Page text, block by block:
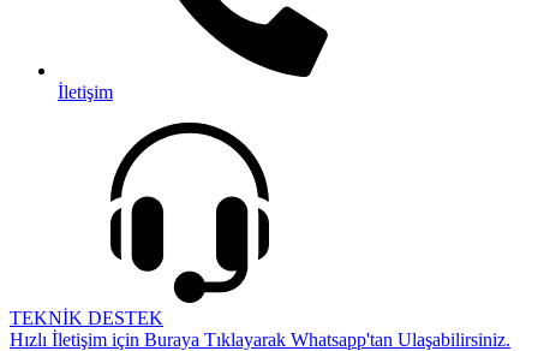
İletişim
TEKNİK DESTEK
Hızlı İletişim için Buraya Tıklayarak Whatsapp'tan Ulaşabilirsiniz.